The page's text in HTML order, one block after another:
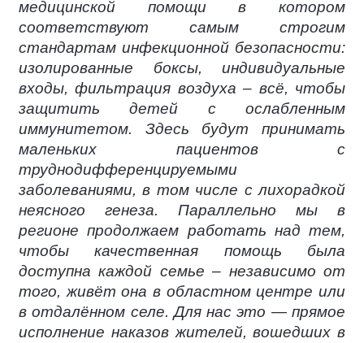
медицинской помощи в котором
соответствуют самым строгим
стандартам инфекционной безопасности:
изолированные боксы, индивидуальные
входы, фильтрация воздуха – всё, чтобы
защитить детей с ослабленным
иммунитетом. Здесь будут принимать
маленьких пациентов с
труднодифференцируемыми
заболеваниями, в том числе с лихорадкой
неясного генеза. Параллельно мы в
регионе продолжаем работать над тем,
чтобы качественная помощь была
доступна каждой семье – независимо от
того, живёт она в областном центре или
в отдалённом селе. Для нас это — прямое
исполнение наказов жителей, вошедших в